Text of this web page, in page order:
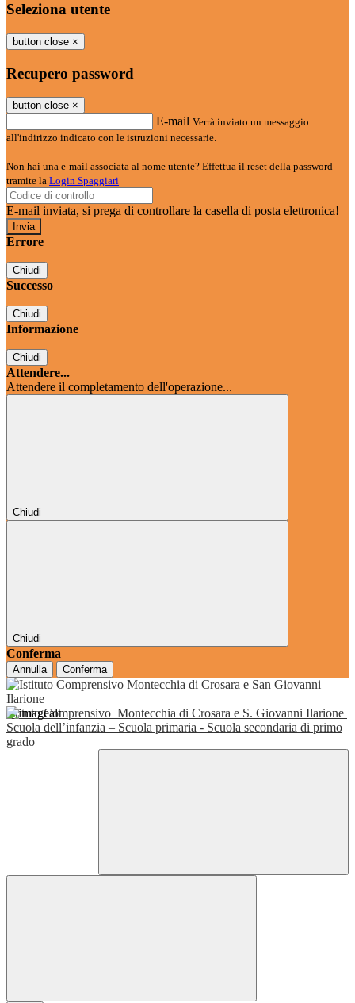
Seleziona utente
button close ×
Recupero password
button close ×
E-mail Verrà inviato un messaggio
all'indirizzo indicato con le istruzioni necessarie.
Non hai una e-mail associata al nome utente? Effettua il reset della password
tramite la Login Spaggiari
E-mail inviata, si prega di controllare la casella di posta elettronica!
Errore
Chiudi
Successo
Chiudi
Informazione
Chiudi
Attendere...
Attendere il completamento dell'operazione...
Chiudi
Chiudi
Conferma
Annulla Conferma
Istituto Comprensivo Montecchia di Crosara e S. Giovanni Ilarione
Scuola dell’infanzia – Scuola primaria - Scuola secondaria di primo
grado